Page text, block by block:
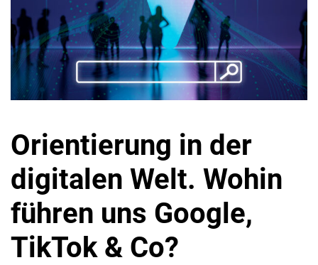
Orientierung in der
digitalen Welt. Wohin
führen uns Google,
TikTok & Co?